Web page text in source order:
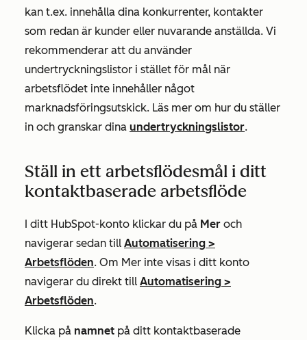
kan t.ex. innehålla dina konkurrenter, kontakter
som redan är kunder eller nuvarande anställda. Vi
rekommenderar att du använder
undertryckningslistor i stället för mål när
arbetsflödet inte innehåller något
marknadsföringsutskick. Läs mer om hur du ställer
in och granskar dina undertryckningslistor.
Ställ in ett arbetsflödesmål i ditt
kontaktbaserade arbetsflöde
I ditt HubSpot-konto klickar du på Mer och
navigerar sedan till Automatisering >
Arbetsflöden. Om Mer inte visas i ditt konto
navigerar du direkt till Automatisering >
Arbetsflöden.
Klicka på namnet på ditt kontaktbaserade